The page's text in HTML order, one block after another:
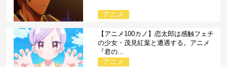
アニメ
【アニメ100カノ】恋太郎は感触フェチ
の少女・茂見紅葉と遭遇する。アニメ
『君の...
アニメ